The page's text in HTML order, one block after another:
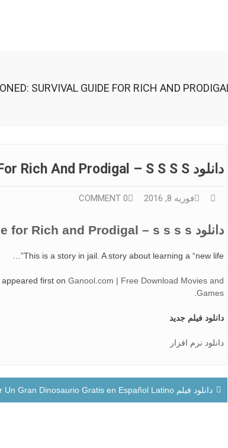
دانلود Imprisoned: Survival Guide For Rich And Prodigal – S S S S
فوریه 8, 2016 0 COMMENT
دانلود Imprisoned: Survival Guide for Rich and Prodigal – s s s s
This is a story in jail. A story about learning a “new life”…
appeared first onGanool.com | Free Download Movies and
Games
.
دانلود فیلم جدید
دانلود نرم افزار
راهبری
نوشته
دانلود فیلم Descagar Un Gran Dinosaurio Gratis en Español Latino